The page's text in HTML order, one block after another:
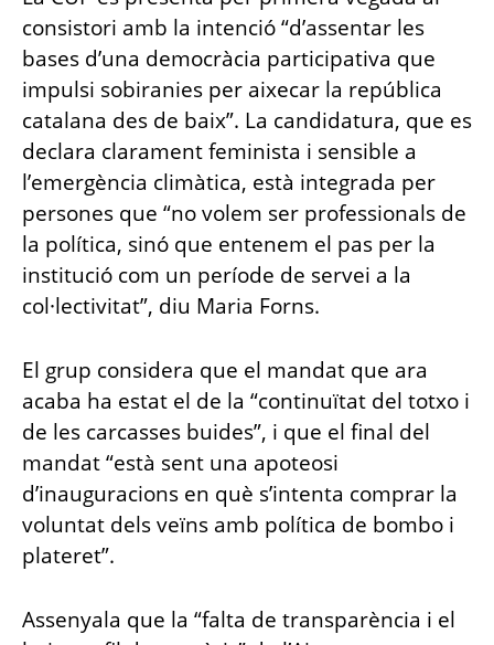
consistori amb la intenció “d’assentar les
bases d’una democràcia participativa que
impulsi sobiranies per aixecar la república
catalana des de baix”. La candidatura, que es
declara clarament feminista i sensible a
l’emergència climàtica, està integrada per
persones que “no volem ser professionals de
la política, sinó que entenem el pas per la
institució com un període de servei a la
col·lectivitat”, diu Maria Forns.
El grup considera que el mandat que ara
acaba ha estat el de la “continuïtat del totxo i
de les carcasses buides”, i que el final del
mandat “està sent una apoteosi
d’inauguracions en què s’intenta comprar la
voluntat dels veïns amb política de bombo i
plateret”.
Assenyala que la “falta de transparència i el